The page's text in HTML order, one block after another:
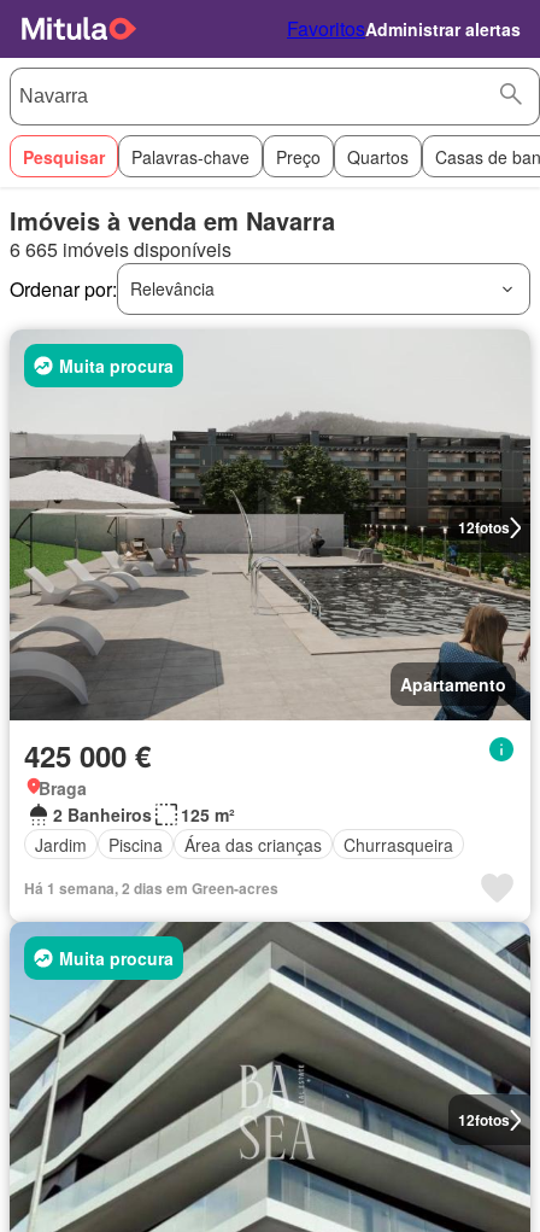
FavoritosAdministrar alertas
Pesquisar Palavras-chave Preço Quartos Casas de
Imóveis à venda em Navarra
6 665 imóveis disponíveis
Ordenar por:
Relevância
12fotos
Muita procura
Apartamento
425 000 €
Braga
2 Banheiros
125 m²
Jardim
Piscina Área das crianças Churrasqueira
Há 1 semana, 2 dias em Green-acres
12fotos
Muita procura